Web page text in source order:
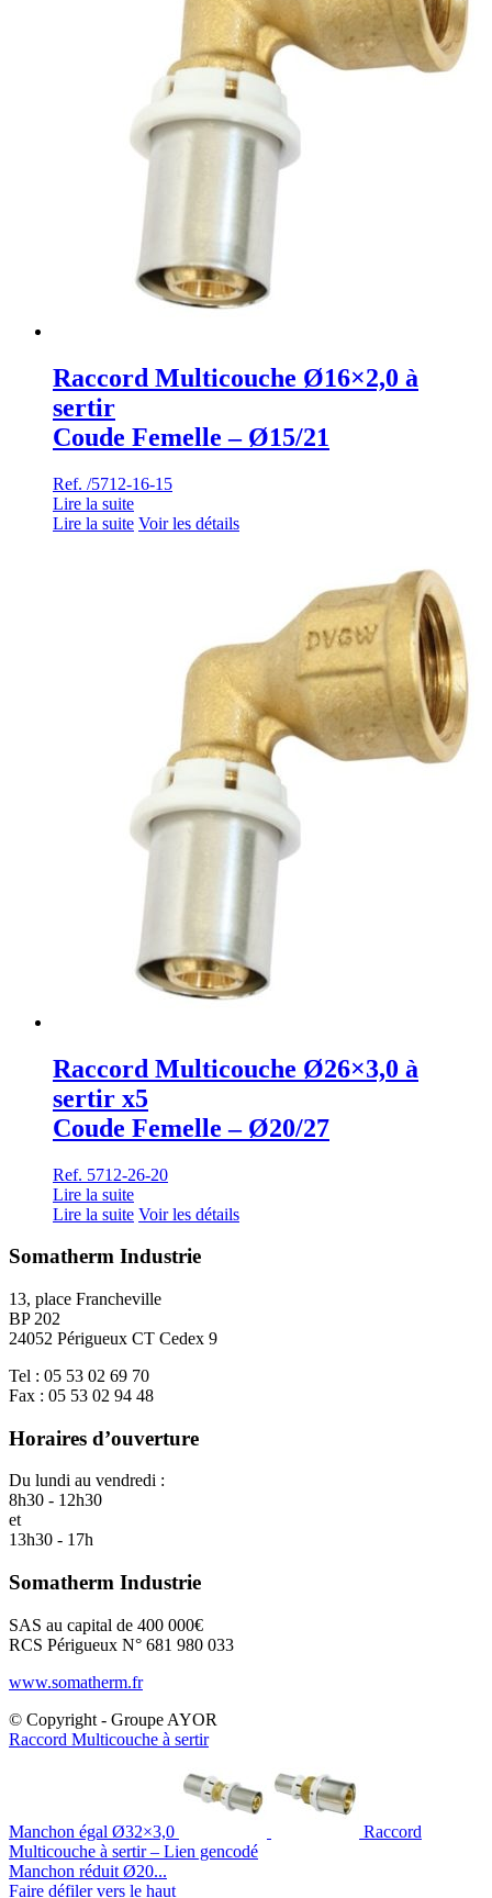
Raccord Multicouche Ø16×2,0 à
sertir
Coude Femelle – Ø15/21
Ref. /5712-16-15
Lire la suite
Lire la suite Voir les détails
Raccord Multicouche Ø26×3,0 à
sertir x5
Coude Femelle – Ø20/27
Ref. 5712-26-20
Lire la suite
Lire la suite Voir les détails
Somatherm Industrie
13, place Francheville
BP 202
24052 Périgueux CT Cedex 9
Tel : 05 53 02 69 70
Fax : 05 53 02 94 48
Horaires d’ouverture
Du lundi au vendredi :
8h30 - 12h30
et
13h30 - 17h
Somatherm Industrie
SAS au capital de 400 000€
RCS Périgueux N° 681 980 033
www.somatherm.fr
© Copyright - Groupe AYOR
Raccord Multicouche à sertir
Manchon égal Ø32×3,0
Raccord
Multicouche à sertir – Lien gencodé
Manchon réduit Ø20...
Faire défiler vers le haut